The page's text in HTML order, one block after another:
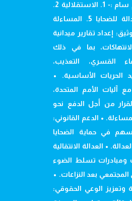
من التوثيق إلى العدالة قيم سام :- 1. الاستقلالية 2.
المهنية 3. النزاهة 4. العدالة للضحايا 5. المساءلة
إعداد تقارير ميدانية
بما في ذلك
القسري، التعذيب،
الحريات الأساسية. •
آليات الأمم المتحدة،
من أجل الدفع نحو
• الدعم القانوني:
في حماية الضحايا
• العدالة الانتقالية
ومبادرات تسلط الضوء
بعد النزاعات. •
وتعزيز الوعي الحقوقي: